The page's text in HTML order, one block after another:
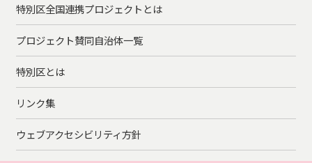
特別区全国連携プロジェクトとは
プロジェクト賛同自治体一覧
特別区とは
リンク集
ウェブアクセシビリティ方針